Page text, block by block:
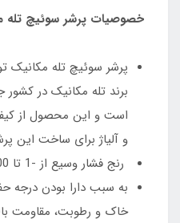
خصوصیات پرشر سوئیچ تله
پرشر سوئیچ تله مکانیک
برند تله مکانیک در
است و این محصول از
و آلیاژ برای ساخت این
رنج فشار وسیع از -1 تا 500 بار
خاک و رطوبت، مقاومت